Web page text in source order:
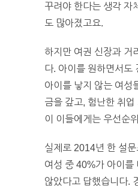
꾸려야 한다는 생각 자
도 많아졌고요.
하지만 여권 신장과 거
다. 아이를 원하면서도
아이를 낳지 않는 여성
금을 갚고, 험난한 취
이 이들에게는 우선순
실제로 2014년 한 설
여성 중 40%가 아이를
않았다고 답했습니다.